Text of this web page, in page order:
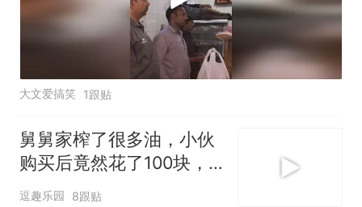
大文爱搞笑 1跟贴
舅舅家榨了很多油，小伙
购买后竟然花了100块，
瞬间亲人变仇人
逗趣乐园 8跟贴